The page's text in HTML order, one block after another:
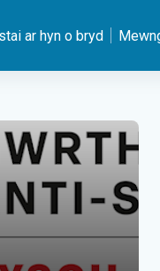
ar hyn o bryd